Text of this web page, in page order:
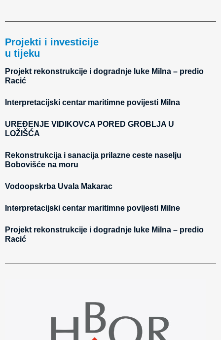
Projekti i investicije
u tijeku
Projekt rekonstrukcije i dogradnje luke Milna – predio
Racić
Interpretacijski centar maritimne povijesti Milna
UREĐENJE VIDIKOVCA PORED GROBLJA U
LOŽIŠĆA
Rekonstrukcija i sanacija prilazne ceste naselju
Bobovišće na moru
Vodoopskrba Uvala Makarac
Interpretacijski centar maritimne povijesti Milne
Projekt rekonstrukcije i dogradnje luke Milna – predio
Racić